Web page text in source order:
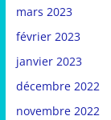
mars 2023
février 2023
janvier 2023
décembre 2022
novembre 2022